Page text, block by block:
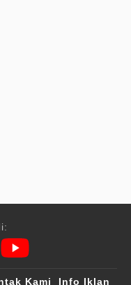
Kami Info Iklan